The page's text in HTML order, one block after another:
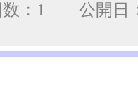
数：1 公開